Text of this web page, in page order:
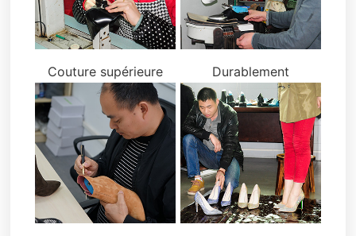
Couture supérieure Durablement